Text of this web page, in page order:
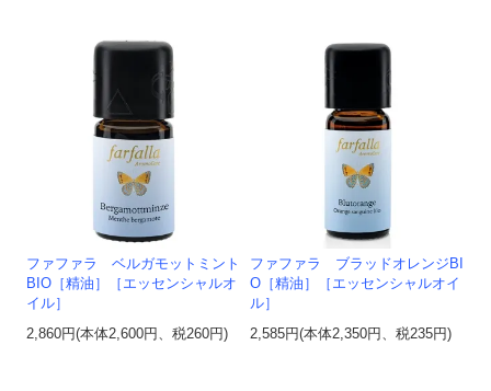
ファファラ ベルガモットミント
BIO［精油］［エッセンシャルオ
イル］
2,860円(本体2,600円、税260円)
ファファラ ブラッドオレンジBI
O［精油］［エッセンシャルオイ
ル］
2,585円(本体2,350円、税235円)